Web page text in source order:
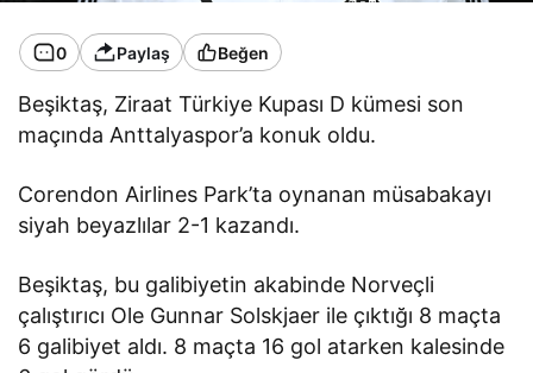
0 Paylaş Beğen
Beşiktaş, Ziraat Türkiye Kupası D kümesi son
maçında Anttalyaspor’a konuk oldu.
Corendon Airlines Park’ta oynanan müsabakayı
siyah beyazlılar 2-1 kazandı.
Beşiktaş, bu galibiyetin akabinde Norveçli
çalıştırıcı Ole Gunnar Solskjaer ile çıktığı 8 maçta
6 galibiyet aldı. 8 maçta 16 gol atarken kalesinde